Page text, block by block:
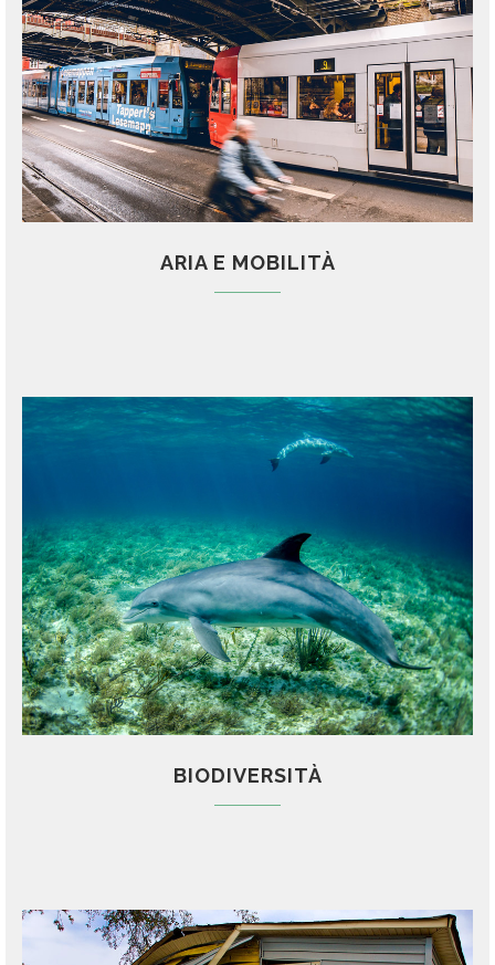
ARIA E MOBILITÀ
BIODIVERSITÀ